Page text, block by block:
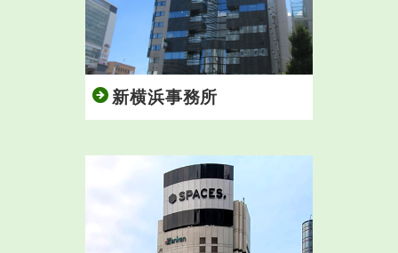
新横浜事務所